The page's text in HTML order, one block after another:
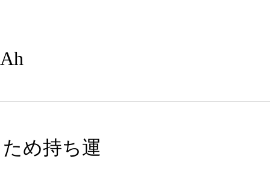
め持ち運